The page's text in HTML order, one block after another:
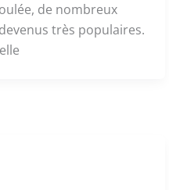
de nombreux
très populaires.